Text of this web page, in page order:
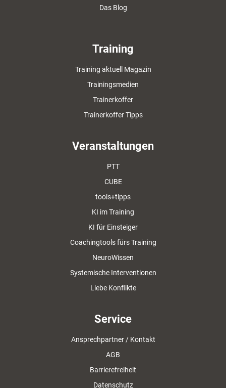
Das Blog
Training
Training aktuell Magazin
Trainingsmedien
Trainerkoffer
Trainerkoffer Tipps
Veranstaltungen
PTT
CUBE
tools+tipps
KI im Training
KI für Einsteiger
Coachingtools fürs Training
NeuroWissen
Systemische Interventionen
Liebe Konflikte
Service
Ansprechpartner / Kontakt
AGB
Barrierefreiheit
Datenschutz